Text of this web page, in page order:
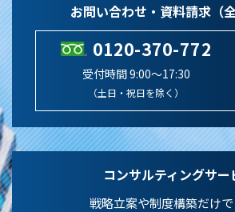
お問い合わせ・資料請求（全
0120-370-772
受付時間 9:00～17:30
（土日・祝日を除く）
コンサルティングサー
戦略立案や制度構築だけで